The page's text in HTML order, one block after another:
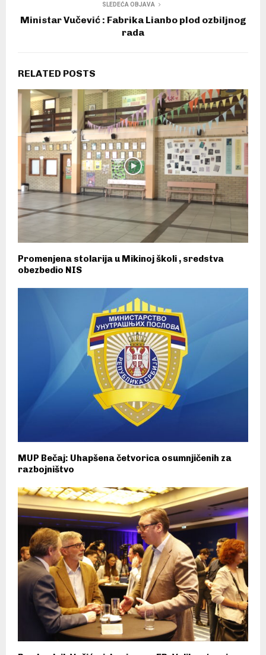
SLEDEĆA OBJAVA
Ministar Vučević : Fabrika Lianbo plod ozbiljnog
rada
RELATED POSTS
Promenjena stolarija u Mikinoj školi , sredstva
obezbedio NIS
MUP Bečaj: Uhapšena četvorica osumnjičenih za
razbojništvo